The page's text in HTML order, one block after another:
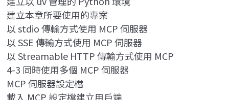
建立本章所要使用的專案
以 stdio 傳輸方式使用 MCP 伺服器
以 SSE 傳輸方式使用 MCP 伺服器
以 Streamable HTTP 傳輸方式使用 MCP
4-3 同時使用多個 MCP 伺服器
MCP 伺服器設定檔
載入 MCP 設定檔建立用戶端